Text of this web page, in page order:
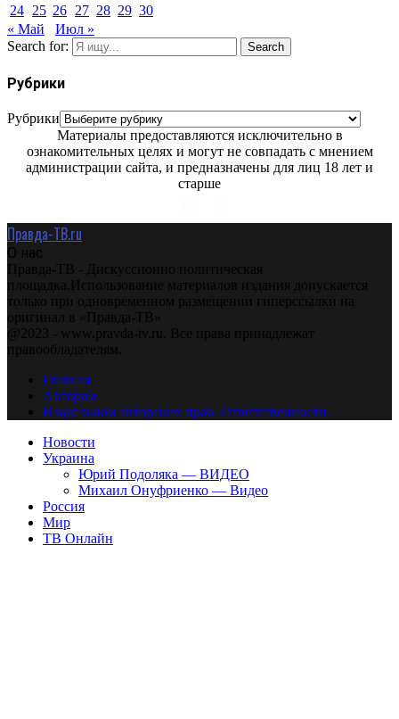
24 25 26 27 28 29 30
« Май
Июл »
Search for:
Search
Рубрики
Рубрики
Материалы предоставляются исключительно в
ознакомительных целях и могут не совпадать с мнением
администрации сайта, и предназначены для лиц 18 лет и
старше
Правда-ТВ.ru
О нас
Правда-ТВ - Дискуссионно политическая
площадка.Использование материалов издания допускается
только при одновременном размещении гиперссылки на
оригинал в «Правда-ТВ»
@2023 - www.pravda-tv.ru. Все права принадлежат
правообладателям.
Главная
Авторам
Владельцам авторских прав. Ответственности.
Новости
Украина
Юрий Подоляка — ВИДЕО
Михаил Онуфриенко — Видео
Россия
Мир
ТВ Онлайн